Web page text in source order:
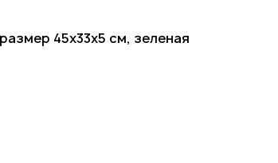
45х33х5 см, зеленая